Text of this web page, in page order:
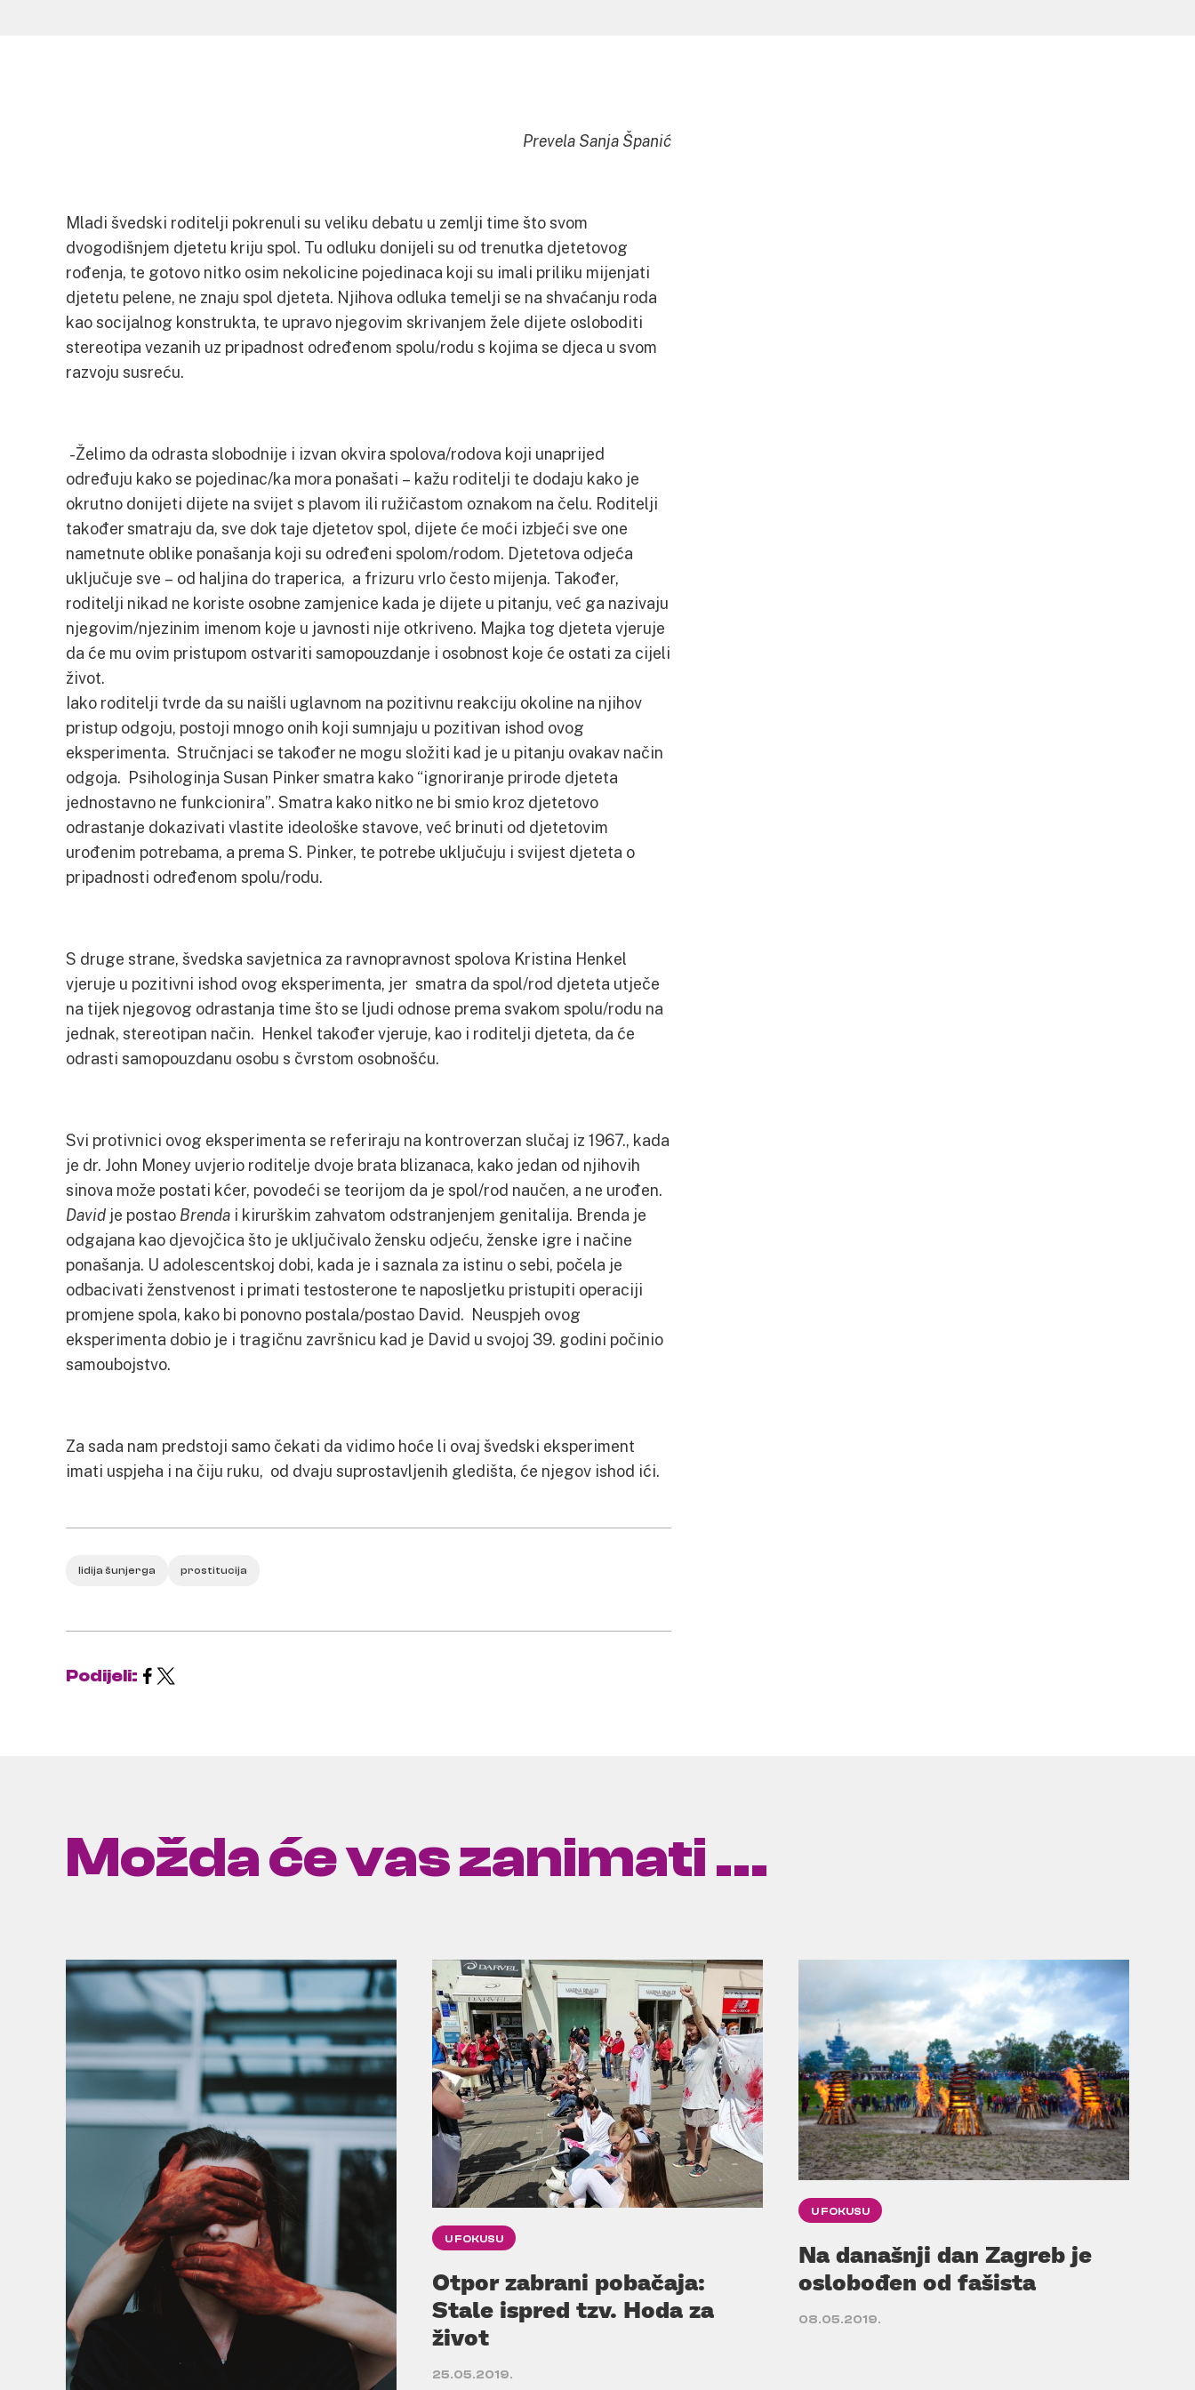
Prevela Sanja Španić
Mladi švedski roditelji pokrenuli su veliku debatu u zemlji time što svom
dvogodišnjem djetetu kriju spol. Tu odluku donijeli su od trenutka djetetovog
rođenja, te gotovo nitko osim nekolicine pojedinaca koji su imali priliku mijenjati
djetetu pelene, ne znaju spol djeteta. Njihova odluka temelji se na shvaćanju roda
kao socijalnog konstrukta, te upravo njegovim skrivanjem žele dijete osloboditi
stereotipa vezanih uz pripadnost određenom spolu/rodu s kojima se djeca u svom
razvoju susreću.
-Želimo da odrasta slobodnije i izvan okvira spolova/rodova koji unaprijed
određuju kako se pojedinac/ka mora ponašati – kažu roditelji te dodaju kako je
okrutno donijeti dijete na svijet s plavom ili ružičastom oznakom na čelu. Roditelji
također smatraju da, sve dok taje djetetov spol, dijete će moći izbjeći sve one
nametnute oblike ponašanja koji su određeni spolom/rodom. Djetetova odjeća
uključuje sve – od haljina do traperica, a frizuru vrlo često mijenja. Također,
roditelji nikad ne koriste osobne zamjenice kada je dijete u pitanju, već ga nazivaju
njegovim/njezinim imenom koje u javnosti nije otkriveno. Majka tog djeteta vjeruje
da će mu ovim pristupom ostvariti samopouzdanje i osobnost koje će ostati za cijeli
život.
Iako roditelji tvrde da su naišli uglavnom na pozitivnu reakciju okoline na njihov
pristup odgoju, postoji mnogo onih koji sumnjaju u pozitivan ishod ovog
eksperimenta. Stručnjaci se također ne mogu složiti kad je u pitanju ovakav način
odgoja. Psihologinja Susan Pinker smatra kako “ignoriranje prirode djeteta
jednostavno ne funkcionira”. Smatra kako nitko ne bi smio kroz djetetovo
odrastanje dokazivati vlastite ideološke stavove, već brinuti od djetetovim
urođenim potrebama, a prema S. Pinker, te potrebe uključuju i svijest djeteta o
pripadnosti određenom spolu/rodu.
S druge strane, švedska savjetnica za ravnopravnost spolova Kristina Henkel
vjeruje u pozitivni ishod ovog eksperimenta, jer smatra da spol/rod djeteta utječe
na tijek njegovog odrastanja time što se ljudi odnose prema svakom spolu/rodu na
jednak, stereotipan način. Henkel također vjeruje, kao i roditelji djeteta, da će
odrasti samopouzdanu osobu s čvrstom osobnošću.
Svi protivnici ovog eksperimenta se referiraju na kontroverzan slučaj iz 1967., kada
je dr. John Money uvjerio roditelje dvoje brata blizanaca, kako jedan od njihovih
sinova može postati kćer, povodeći se teorijom da je spol/rod naučen, a ne urođen.
David je postao Brenda i kirurškim zahvatom odstranjenjem genitalija. Brenda je
odgajana kao djevojčica što je uključivalo žensku odjeću, ženske igre i načine
ponašanja. U adolescentskoj dobi, kada je i saznala za istinu o sebi, počela je
odbacivati ženstvenost i primati testosterone te naposljetku pristupiti operaciji
promjene spola, kako bi ponovno postala/postao David. Neuspjeh ovog
eksperimenta dobio je i tragičnu završnicu kad je David u svojoj 39. godini počinio
samoubojstvo.
Za sada nam predstoji samo čekati da vidimo hoće li ovaj švedski eksperiment
imati uspjeha i na čiju ruku, od dvaju suprostavljenih gledišta, će njegov ishod ići.
lidija šunjerga prostitucija
Podijeli:
Možda će vas zanimati ...
U FOKUSU
Otpor zabrani pobačaja:
Stale ispred tzv. Hoda za
život
25.05.2019.
U FOKUSU
Na današnji dan Zagreb je
oslobođen od fašista
08.05.2019.